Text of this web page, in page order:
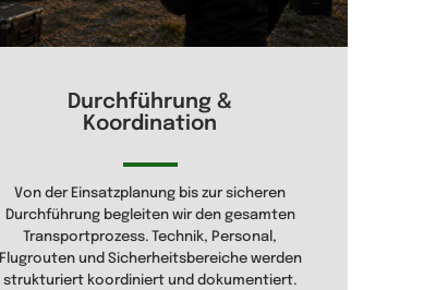
Durchführung &
Koordination
Von der Einsatzplanung bis zur sicheren
Durchführung begleiten wir den gesamten
Transportprozess. Technik, Personal,
Flugrouten und Sicherheitsbereiche werden
strukturiert koordiniert und dokumentiert.